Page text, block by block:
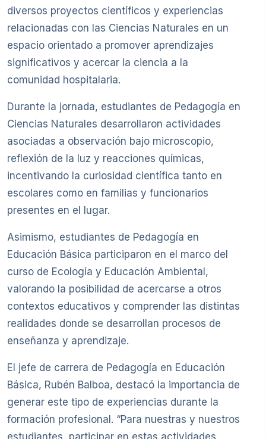
diversos proyectos científicos y experiencias
relacionadas con las Ciencias Naturales en un
espacio orientado a promover aprendizajes
significativos y acercar la ciencia a la
comunidad hospitalaria.
Durante la jornada, estudiantes de Pedagogía en
Ciencias Naturales desarrollaron actividades
asociadas a observación bajo microscopio,
reflexión de la luz y reacciones químicas,
incentivando la curiosidad científica tanto en
escolares como en familias y funcionarios
presentes en el lugar.
Asimismo, estudiantes de Pedagogía en
Educación Básica participaron en el marco del
curso de Ecología y Educación Ambiental,
valorando la posibilidad de acercarse a otros
contextos educativos y comprender las distintas
realidades donde se desarrollan procesos de
enseñanza y aprendizaje.
El jefe de carrera de Pedagogía en Educación
Básica, Rubén Balboa, destacó la importancia de
generar este tipo de experiencias durante la
formación profesional. “Para nuestras y nuestros
estudiantes, participar en estas actividades